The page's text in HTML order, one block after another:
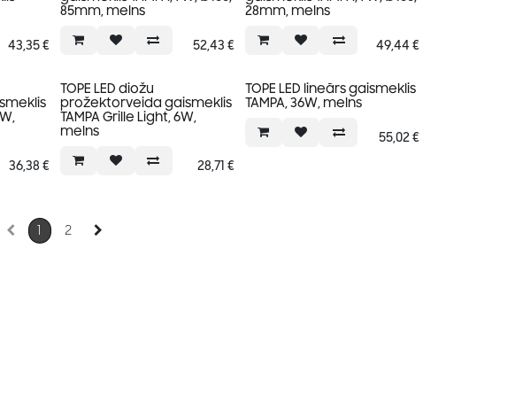
43,35€
85mm, melns
52,43 €
28mm, melns
49,44 €
36,38 €
TOPE LED diožu
prožektorveida gaismeklis
TAMPA Grille Light, 6W,
melns
28,71 €
TOPE LED lineārs gaismeklis
TAMPA, 36W, melns
55,02€
1 2